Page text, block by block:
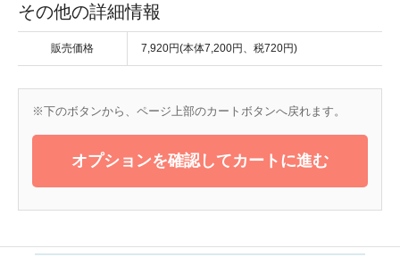
その他の詳細情報
販売価格 7,920円(本体7,200円、税720円)
※下のボタンから、ページ上部のカートボタンへ戻れます。
オプションを確認してカートに進む